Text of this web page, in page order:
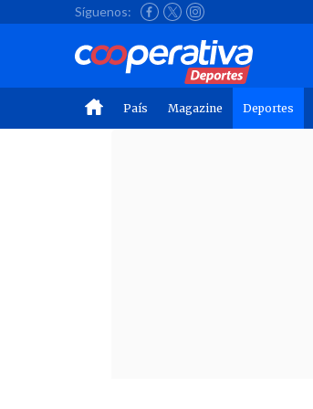
Síguenos:
País Magazine Deportes